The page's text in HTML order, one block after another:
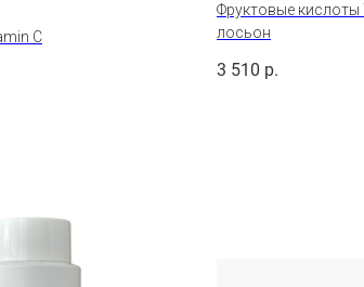
C
Фруктовые
лосьон
3 510 р.